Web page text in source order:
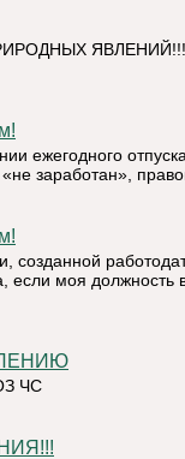
ЯВЛЕНИЙ!!!
ежегодного
заработан»,
созданной
моя должность
ЧС